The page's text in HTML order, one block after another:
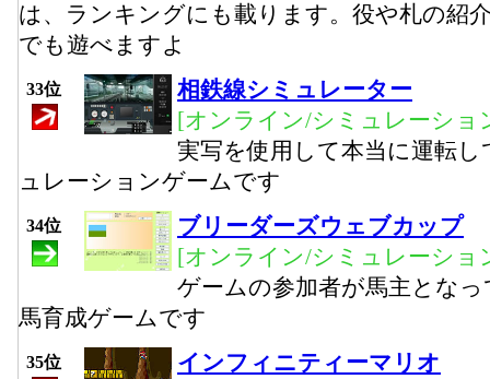
は、ランキングにも載ります。役や札の紹
でも遊べますよ
33位
相鉄線シミュレーター
[オンライン/シミュレーショ
実写を使用して本当に運転
ュレーションゲームです
34位
ブリーダーズウェブカップ
[オンライン/シミュレーショ
ゲームの参加者が馬主とな
馬育成ゲームです
35位
インフィニティーマリオ